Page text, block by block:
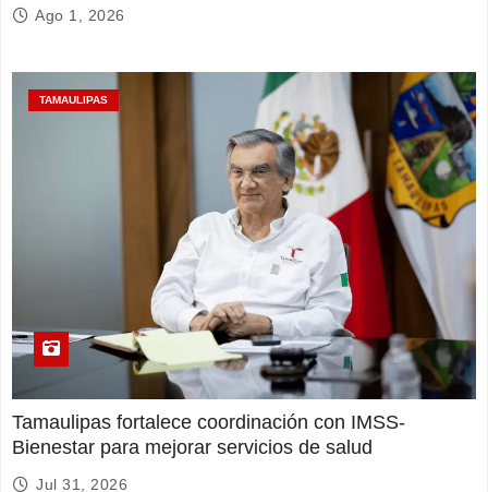
Ago 1, 2026
TAMAULIPAS
Tamaulipas fortalece coordinación con IMSS-
Bienestar para mejorar servicios de salud
Jul 31, 2026